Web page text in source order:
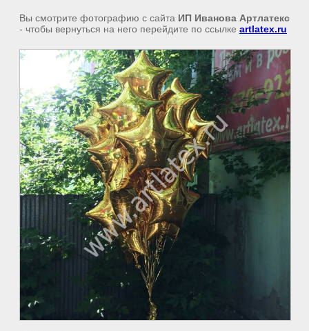
Вы смотрите фотографию с сайта ИП Иванова Артлатекс
- чтобы вернуться на него перейдите по ссылке artlatex.ru